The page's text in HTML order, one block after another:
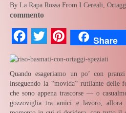
By La Rapa Rossa From I Cereali,
commento
Facebook
TwitterPinterest
Share
Quando esageriamo un po’ con
inseguendo la “movida” rutilante
che sono appena trascorse — o
gozzoviglia tra amici e lavoro, allora